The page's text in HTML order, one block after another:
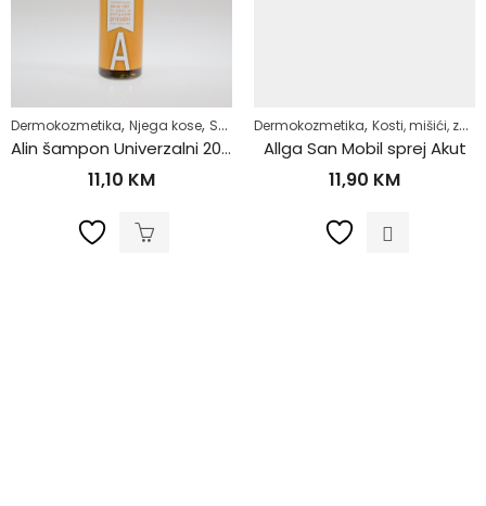
,Sunce,Zaštita za lice,Zdrav život
Dermokozmetika, Njega kose, Svakodnevna njega ,Zdrav život
Alin šampon Univerzalni 200ml
11,10 KM
Dermokozmetika, Kosti, mišići, zglobovi
Allga San Mobil sprej Akut
11,90 KM